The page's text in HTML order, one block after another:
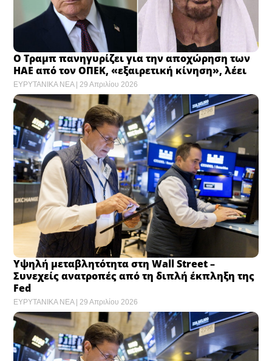
Ο Τραμπ πανηγυρίζει για την αποχώρηση των
ΗΑΕ από τον ΟΠΕΚ, «εξαιρετική κίνηση», λέει
ΕΥΡΥΤΑΝΙΚΑ ΝΕΑ 29 Απριλίου 2026
Υψηλή μεταβλητότητα στη Wall Street –
Συνεχείς ανατροπές από τη διπλή έκπληξη της
Fed
ΕΥΡΥΤΑΝΙΚΑ ΝΕΑ 29 Απριλίου 2026